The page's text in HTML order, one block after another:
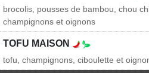
brocolis, pousses de bambou, chou
champignons et oignons
TOFU MAISON
tofu, champignons, ciboulette et